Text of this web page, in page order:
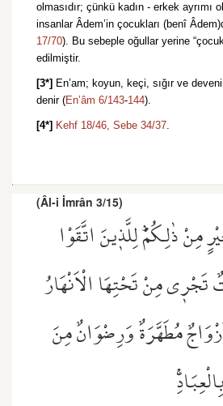
olmasıdır; çünkü kadın - erkek ayrımı
insanlar Âdem’in çocukları (benî
17/70). Bu sebeple oğullar yerine
edilmiştir.
[3*] En’am; koyun, keçi, sığır ve
denir (En’âm 6/143-144).
[4*] Kehf 18/46, Sebe 34/37.
(Âl-i İmrân 3/15)
مِنْ ذٰلِكُمْۜ لِلَّذ۪ينَ اتَّقَوْا
مِنْ تَحْتِهَا الْاَنْهَارُ
مُطَهَّرَةٌ وَرِضْوَانٌ مِنَ